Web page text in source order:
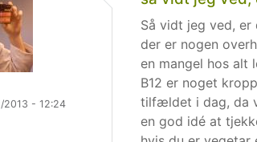
2013 - 12:24
Så vidt jeg ved,
der er nogen
en mangel hos alt
B12 er noget
tilfældet i dag, da
en god idé at